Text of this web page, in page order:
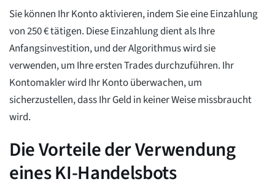
Sie können Ihr Konto aktivieren, indem Sie eine Einzahlung
von 250 € tätigen. Diese Einzahlung dient als Ihre
Anfangsinvestition, und der Algorithmus wird sie
verwenden, um Ihre ersten Trades durchzuführen. Ihr
Kontomakler wird Ihr Konto überwachen, um
sicherzustellen, dass Ihr Geld in keiner Weise missbraucht
wird.
Die Vorteile der Verwendung
eines KI-Handelsbots